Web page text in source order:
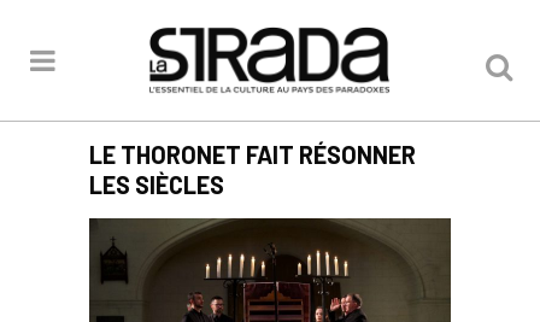
LE THORONET FAIT RÉSONNER
LES SIÈCLES